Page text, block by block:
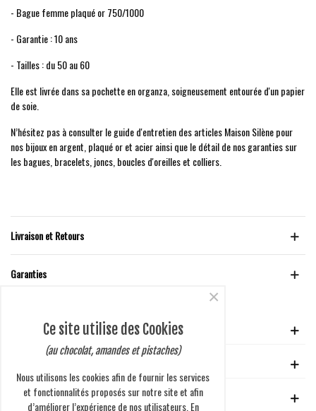
- Bague femme plaqué or 750/1000
- Garantie : 10 ans
- Tailles : du 50 au 60
Elle est livrée dans sa pochette en organza, soigneusement entourée d'un papier
de soie.
N’hésitez pas à consulter le guide d'entretien des articles Maison Silène pour
nos bijoux en argent, plaqué or et acier ainsi que le détail de nos garanties sur
les bagues, bracelets, joncs, boucles d'oreilles et colliers.
Livraison et Retours
Garanties
VOTRE COMPTE
EN SAVOIR PLUS
Ce site utilise des Cookies
(au chocolat, amandes et pistaches)
Nous utilisons les cookies afin de fournir les services
et fonctionnalités proposés sur notre site et afin
d’améliorer l’expérience de nos utilisateurs. En
×